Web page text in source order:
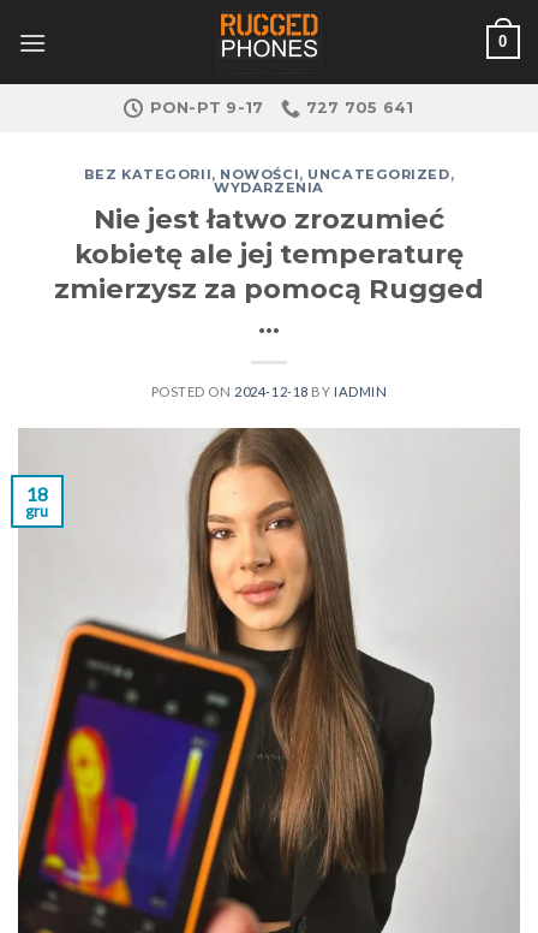
0
PON-PT 9-17 727 705 641
BEZ KATEGORII, NOWOŚCI, UNCATEGORIZED,
WYDARZENIA
Nie jest łatwo zrozumieć
kobietę ale jej temperaturę
zmierzysz za pomocą Rugged
…
POSTED ON 2024-12-18 BY IADMIN
18
gru